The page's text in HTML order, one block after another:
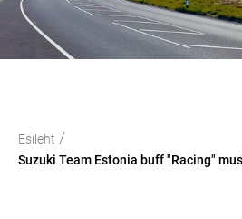
Esileht /
Suzuki Team Estonia buff "Racing"